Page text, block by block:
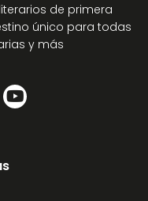
de primera
único para todas
y más